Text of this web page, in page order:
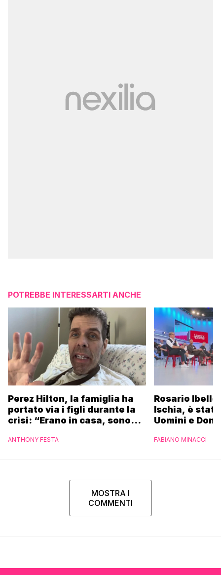
POTREBBE INTERESSARTI ANCHE
Perez Hilton, la famiglia ha
portato via i figli durante la
crisi: “Erano in casa, sono
bambini”
ANTHONY FESTA
Rosario
Ischia, è
Uomini e
riconosciuto”
FABIANO MINACCI
MOSTRA I
COMMENTI